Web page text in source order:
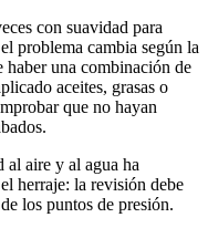
con suavidad para
problema cambia según la
haber una combinación de
aceites, grasas o
que no hayan
al aire y al agua ha
herraje: la revisión debe
los puntos de presión.